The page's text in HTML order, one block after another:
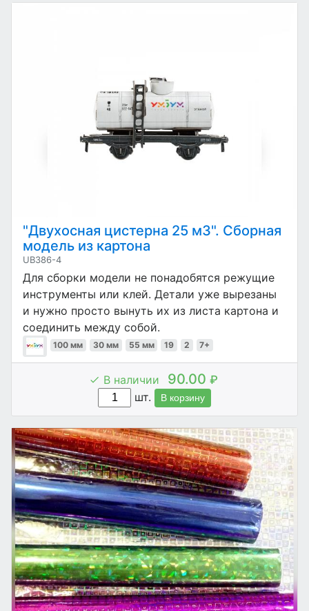
"Двухосная цистерна 25 м3". Сборная
модель из картона
UB386-4
Для сборки модели не понадобятся режущие
инструменты или клей. Детали уже вырезаны
и нужно просто вынуть их из листа картона и
соединить между собой.
100 мм 30 мм 55 мм 19 2 7+
В наличии 90.00 ₽
шт.
В корзину